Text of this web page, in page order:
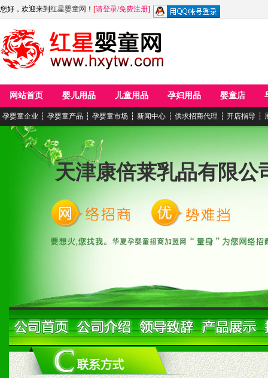
您好，欢迎来到 红星婴童网 ！ [请登录/免费注册]
网站首页 婴儿用品 儿童用品 孕妇用品 婴童店
孕婴童企业 ┆ 孕婴童产品 ┆ 孕婴童市场 ┆ 新闻中心 ┆ 供求招商代理 ┆ 开店指导 ┆
天津康倍莱乳品有限公